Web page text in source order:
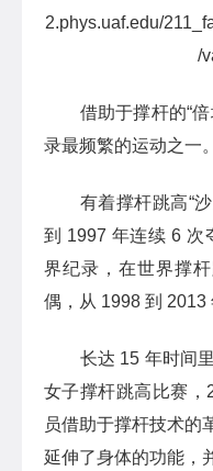
2.phys.uaf.edu/
/
借助于撑杆的“倍
录最频繁的运动之一。
有着撑杆跳高“沙
到 1997 年连续 6 次
界纪录，在世界撑
偶，从 1998 到 2013
长达 15 年时间里
女子撑杆跳高比赛，
员借助于撑杆技术的
延伸了身体的功能，